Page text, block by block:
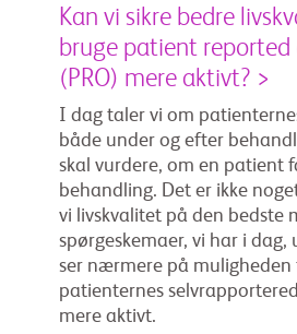
Kan vi sikre bedre
bruge patient
(PRO) mere aktivt? >
I dag taler vi om
både under og efter
skal vurdere, om en patient
behandling. Det er ikke
vi livskvalitet på den bedste
spørgeskemaer, vi har i dag,
ser nærmere på muligheden
patienternes
mere aktivt.